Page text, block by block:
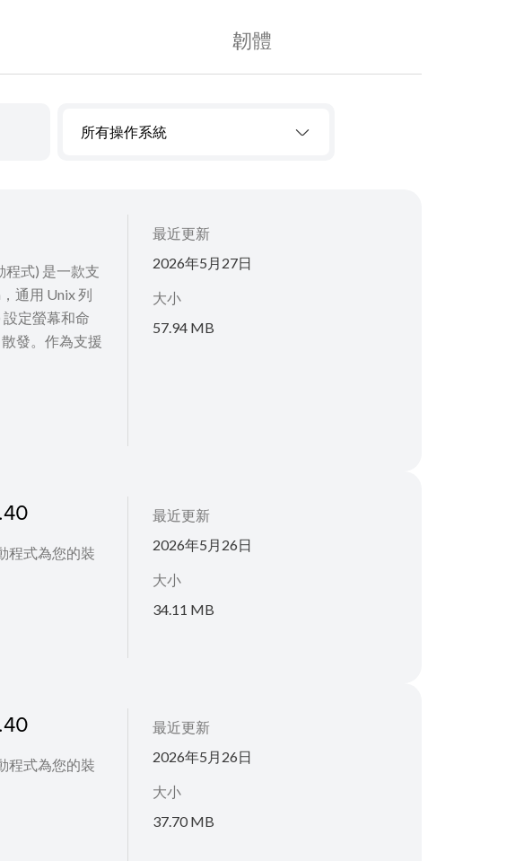
韌體
所有操作系統
程式) 是一款支
通用 Unix 列
定螢幕和命
發。作為支援
最近更新
2026年5月27日
大小
57.94 MB
程式為您的裝
最近更新
2026年5月26日
大小
34.11 MB
程式為您的裝
最近更新
2026年5月26日
大小
37.70 MB